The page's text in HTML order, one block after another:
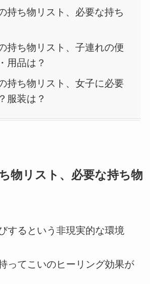
持ち物リスト、必要な持ち
持ち物リスト、子連れの便
用品は？
持ち物リスト、女子に必要
服装は？
物リスト、必要な持ち物
するという非現実的な環境
ってこいのヒーリング効果が